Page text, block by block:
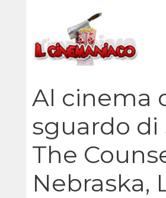
contenuto
Al cinema
sguardo di
The
Nebraska,